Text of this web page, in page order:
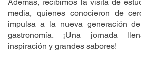
media, quienes conocieron de
impulsa a la nueva generación
gastronomía. ¡Una jornada
inspiración y grandes sabores!